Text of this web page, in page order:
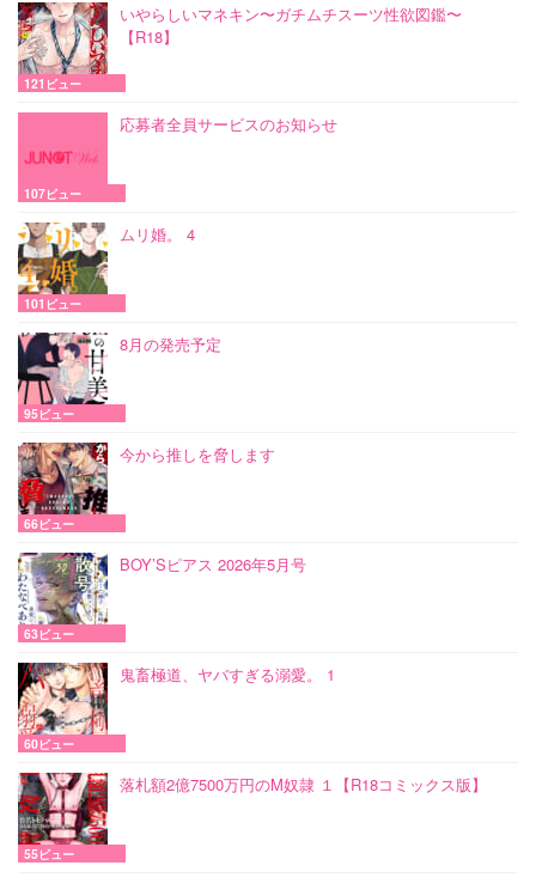
いやらしいマネキン〜ガチムチスーツ性欲図鑑〜
【R18】
121ビュー
応募者全員サービスのお知らせ
107ビュー
ムリ婚。 4
101ビュー
8月の発売予定
95ビュー
今から推しを脅します
66ビュー
BOY’Sピアス 2026年5月号
63ビュー
鬼畜極道、ヤバすぎる溺愛。 1
60ビュー
落札額2億7500万円のM奴隷 １【R18コミックス版】
55ビュー